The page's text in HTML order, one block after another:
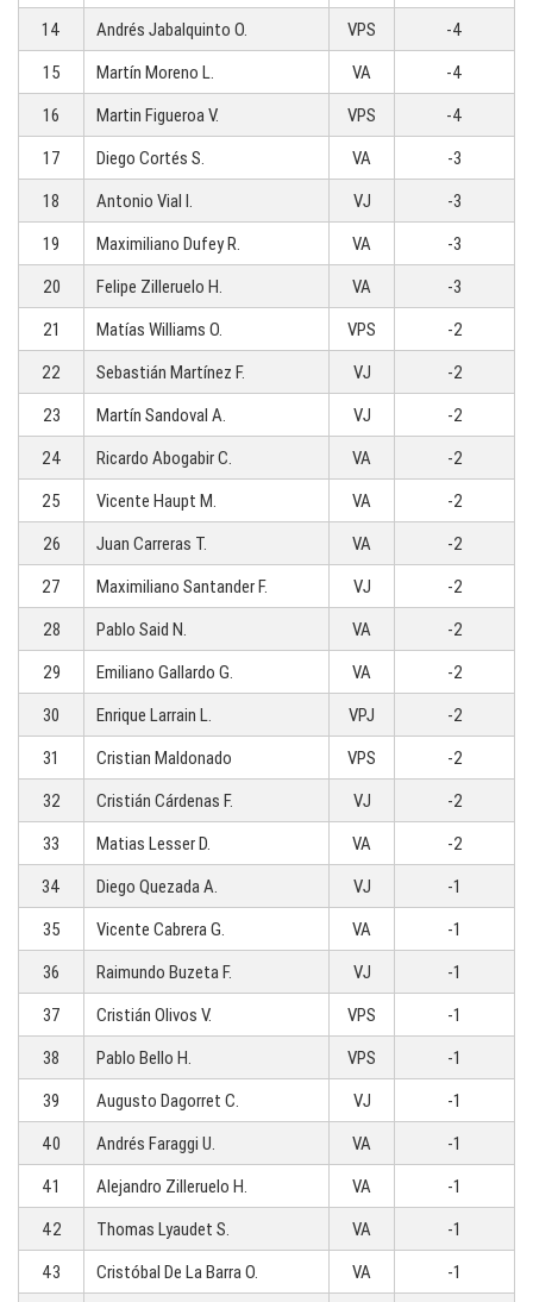
14
Andrés Jabalquinto O. VPS
-4
15
Martín Moreno L. VA
-4
16
Martin Figueroa V. VPS
-4
17
Diego Cortés S. VA
-3
18
Antonio Vial I. VJ
-3
19
Maximiliano Dufey R. VA
-3
20
Felipe Zilleruelo H. VA
-3
21
Matías Williams O. VPS
-2
22
Sebastián Martínez F. VJ
-2
23
Martín Sandoval A. VJ
-2
24
Ricardo Abogabir C. VA
-2
25
Vicente Haupt M. VA
-2
26
Juan Carreras T. VA
-2
27
Maximiliano Santander F. VJ
-2
28
Pablo Said N. VA
-2
29
Emiliano Gallardo G. VA
-2
30
Enrique Larrain L. VPJ
-2
31
Cristian Maldonado VPS
-2
32
Cristián Cárdenas F. VJ
-2
33
Matias Lesser D. VA
-2
34
Diego Quezada A. VJ
-1
35
Vicente Cabrera G. VA
-1
36
Raimundo Buzeta F. VJ
-1
37
Cristián Olivos V. VPS
-1
38
Pablo Bello H. VPS
-1
39
Augusto Dagorret C. VJ
-1
40
Andrés Faraggi U. VA
-1
41
Alejandro Zilleruelo H. VA
-1
42
Thomas Lyaudet S. VA
-1
43
Cristóbal De La Barra O. VA
-1